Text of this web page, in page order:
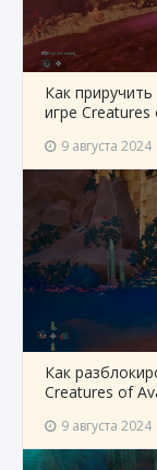
Как
игре Creatures
9 августа 2024
Как
Creatures of
9 августа 2024